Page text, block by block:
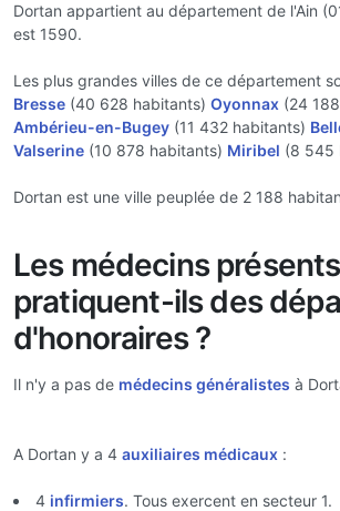
Dortan appartient au département de l'Ain
est 1590.
Les plus grandes villes de ce département
Bresse (40 628 habitants) Oyonnax (24
Ambérieu-en-Bugey (11 432 habitants)
Valserine (10 878 habitants) Miribel (8 545
Dortan est une ville peuplée de 2 188
Les médecins
pratiquent-ils des
d'honoraires ?
Il n'y a pas de médecins généralistes à
A Dortan y a 4 auxiliaires médicaux :
4 infirmiers. Tous exercent en secteur 1.